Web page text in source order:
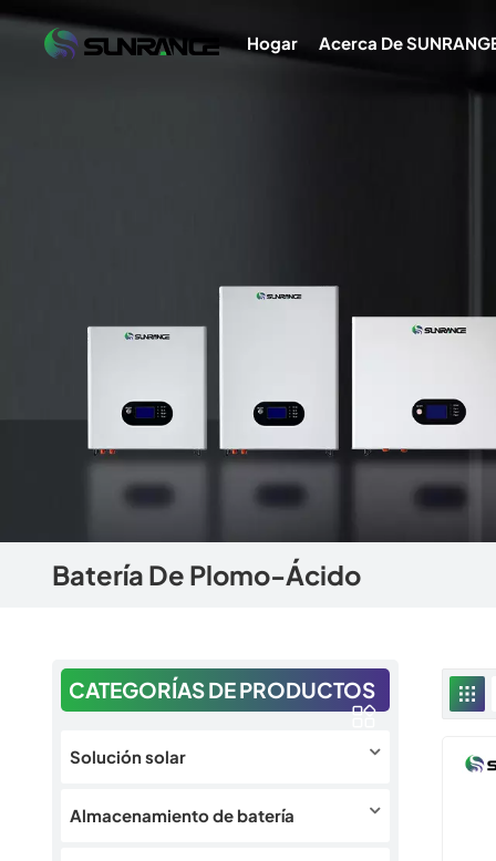
Hogar Acerca De
Batería De Plomo-Ácido
CATEGORÍAS DE PRODUCTOS
Solución solar
Almacenamiento de batería